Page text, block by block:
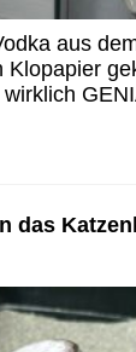
aus
Klopapier
das